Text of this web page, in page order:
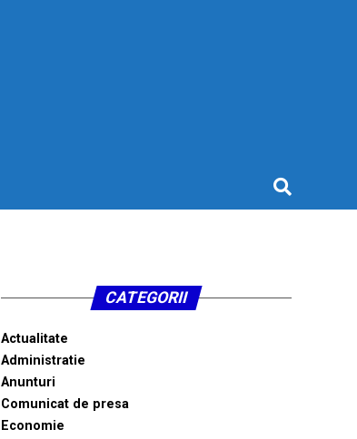
CATEGORII
Actualitate
Administratie
Anunturi
Comunicat de presa
Economie